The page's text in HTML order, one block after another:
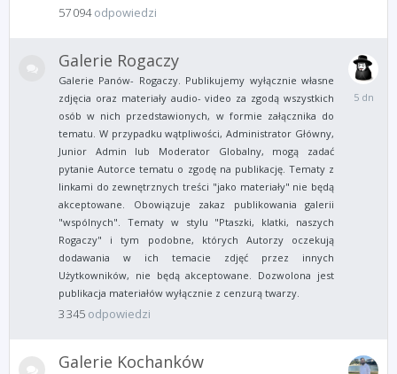
57 094 odpowiedzi
Galerie Rogaczy
Galerie Panów- Rogaczy. Publikujemy wyłącznie własne
zdjęcia oraz materiały audio- video za zgodą wszystkich
osób w nich przedstawionych, w formie załącznika do
tematu. W przypadku wątpliwości, Administrator Główny,
Junior Admin lub Moderator Globalny, mogą zadać
pytanie Autorce tematu o zgodę na publikację. Tematy z
linkami do zewnętrznych treści "jako materiały" nie będą
akceptowane. Obowiązuje zakaz publikowania galerii
"wspólnych". Tematy w stylu "Ptaszki, klatki, naszych
Rogaczy" i tym podobne, których Autorzy oczekują
dodawania w ich temacie zdjęć przez innych
Użytkowników, nie będą akceptowane. Dozwolona jest
publikacja materiałów wyłącznie z cenzurą twarzy.
3 345 odpowiedzi
Piątek
Galerie Kochanków